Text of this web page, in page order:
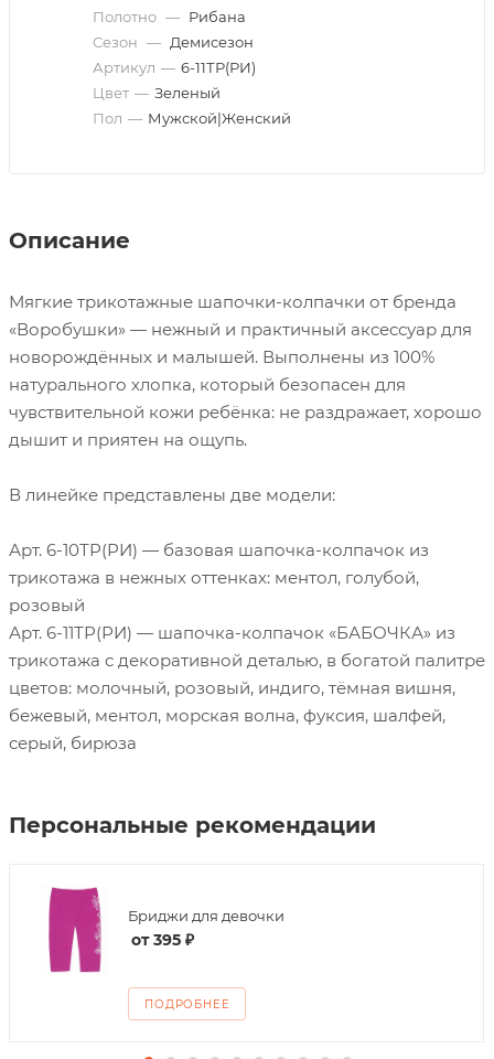
Полотно — Рибана
Сезон — Демисезон
Артикул — 6-11ТР(РИ)
Цвет — Зеленый
Пол — Мужской|Женский
Описание
Мягкие трикотажные шапочки-колпачки от бренда
«Воробушки» — нежный и практичный аксессуар для
новорождённых и малышей. Выполнены из 100%
натурального хлопка, который безопасен для
чувствительной кожи ребёнка: не раздражает, хорошо
дышит и приятен на ощупь.
В линейке представлены две модели:
Арт. 6-10ТР(РИ) — базовая шапочка-колпачок из
трикотажа в нежных оттенках: ментол, голубой,
розовый
Арт. 6-11ТР(РИ) — шапочка-колпачок «БАБОЧКА» из
трикотажа с декоративной деталью, в богатой палитре
цветов: молочный, розовый, индиго, тёмная вишня,
бежевый, ментол, морская волна, фуксия, шалфей,
серый, бирюза
Персональные рекомендации
Бриджи для девочки
от395 ₽
ПОДРОБНЕЕ